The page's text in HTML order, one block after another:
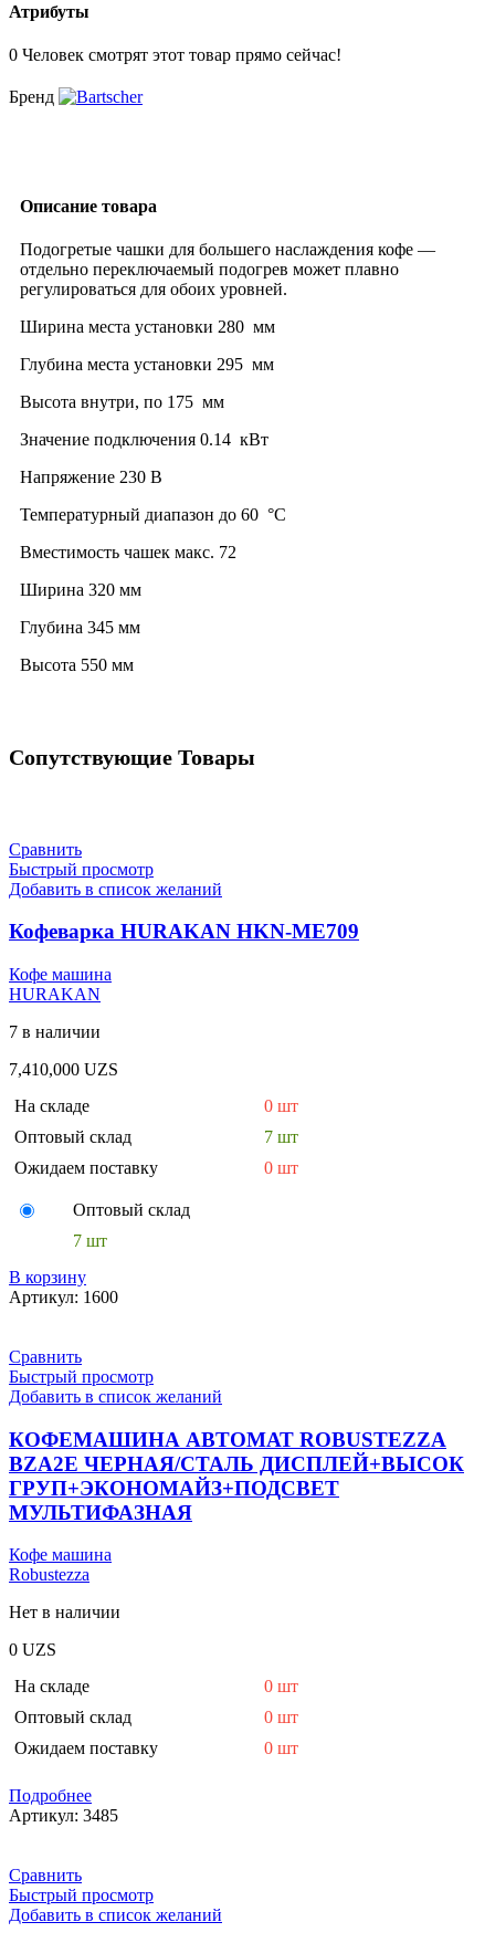
Атрибуты
0 Человек смотрят этот товар прямо сейчас!
Бренд
Описание товара
Подогретые чашки для большего наслаждения кофе —
отдельно переключаемый подогрев может плавно
регулироваться для обоих уровней.
Ширина места установки 280 мм
Глубина места установки 295 мм
Высота внутри, по 175 мм
Значение подключения 0.14 кВт
Напряжение 230 В
Температурный диапазон до 60 °C
Вместимость чашек макс. 72
Ширина 320 мм
Глубина 345 мм
Высота 550 мм
Сопутствующие Товары
Сравнить
Быстрый просмотр
Добавить в список желаний
Кофеварка HURAKAN HKN-ME709
Кофе машина
HURAKAN
7 в наличии
7,410,000 UZS
На складе
0 шт
Оптовый склад
7 шт
Ожидаем поставку
0 шт
Оптовый склад
7 шт
В корзину
Артикул: 1600
Сравнить
Быстрый просмотр
Добавить в список желаний
КОФЕМАШИНА АВТОМАТ ROBUSTEZZA
BZA2E ЧЕРНАЯ/СТАЛЬ ДИСПЛЕЙ+ВЫСОК
ГРУП+ЭКОНОМАЙЗ+ПОДСВЕТ
МУЛЬТИФАЗНАЯ
Кофе машина
Robustezza
Нет в наличии
0 UZS
На складе
0 шт
Оптовый склад
0 шт
Ожидаем поставку
0 шт
Подробнее
Артикул: 3485
Сравнить
Быстрый просмотр
Добавить в список желаний